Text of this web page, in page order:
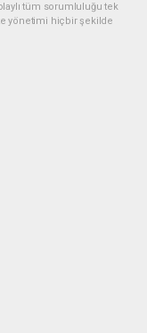
tüm sorumluluğu tek
yönetimi hiçbir şekilde